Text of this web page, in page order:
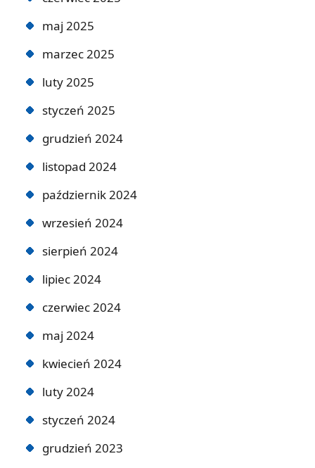
maj 2025
marzec 2025
luty 2025
styczeń 2025
grudzień 2024
listopad 2024
październik 2024
wrzesień 2024
sierpień 2024
lipiec 2024
czerwiec 2024
maj 2024
kwiecień 2024
luty 2024
styczeń 2024
grudzień 2023